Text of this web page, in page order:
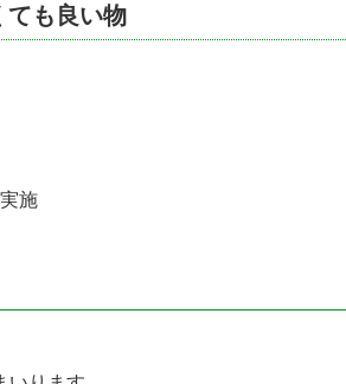
も良い物
施